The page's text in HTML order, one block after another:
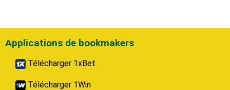
Applications de bookmakers
Télécharger 1xBet
Télécharger 1Win